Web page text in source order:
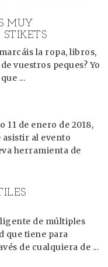
MUY
STIKETS
la ropa, libros,
vuestros peques? Yo
...
11 de enero de 2018,
al evento
herramienta de
de múltiples
que tiene para
de cualquiera de ...